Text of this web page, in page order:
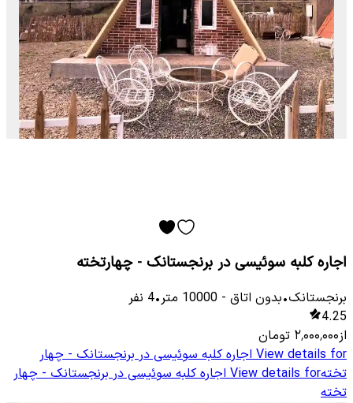
اجاره کلبه سوئیسی در برنجستانک - چهارتخته
برنجستانک•بدون اتاق -
10000 متر•
4 نفر
4.25
از۲٬۰۰۰٬۰۰۰ تومان
View details for اجاره کلبه سوئیسی در برنجستانک - چهار
تختهView details for اجاره کلبه سوئیسی در برنجستانک - چهار
تخته